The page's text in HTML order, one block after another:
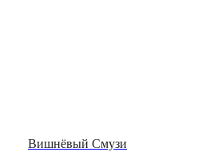
Вишнёвый Смузи